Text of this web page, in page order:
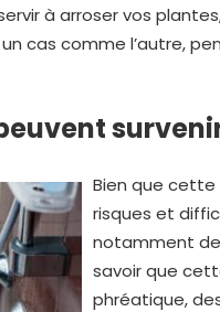
à arroser vos
cas comme l’autre,
Bien que
risques et
notamment de
savoir que
phréatique,